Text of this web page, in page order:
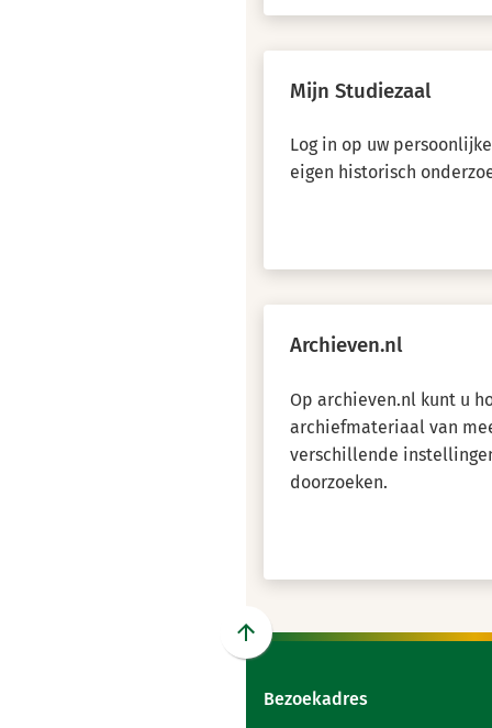
Mijn Studiezaal
Log in op uw
eigen historisch
Archieven.nl
Op archieven.nl kunt u
archiefmateriaal van
verschillende
doorzoeken.
Scroll
boven
Bezoekadres